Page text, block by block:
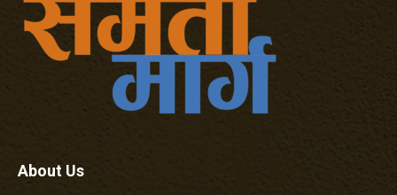
About Us